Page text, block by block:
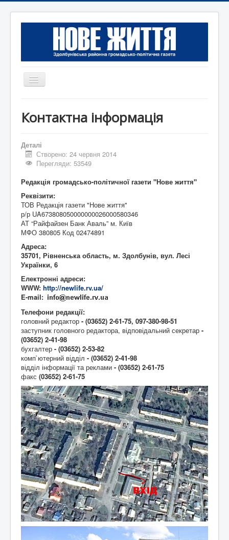
Перемикач
Редакція
Коротко
Контактна інформація
Деталі
Створено: 24 червня 2014
Перегляди: 53549
Редакція громадсько-політичної газети "Нове життя"
Реквізити:
ТОВ Редакція газети "Нове життя"
р/р UA673808050000000026000580346
АТ “Райфайзен Банк Аваль” м. Київ
МФО 380805 Код 02474891
Адреса:
35701, Рівненська область, м. Здолбунів, вул. Лесі
Українки, 6
Електронні адреси:
WWW: http://newlife.rv.ua/
E-mail:
Телефони редакції:
головний редактор - (03652) 2-61-75, 097-380-98-51
заступник головного редактора, відповідальний секретар -
(03652) 2-41-98
бухгалтер - (03652) 2-53-82
комп`ютерний відділ - (03652) 2-41-98
відділ інформації та реклами - (03652) 2-61-75
факс (03652) 2-61-75